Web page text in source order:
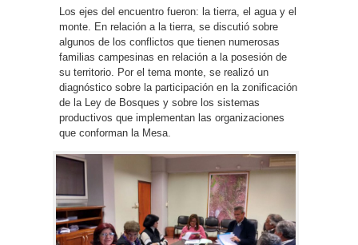
Los ejes del encuentro fueron: la tierra, el agua y el
monte. En relación a la tierra, se discutió sobre
algunos de los conflictos que tienen numerosas
familias campesinas en relación a la posesión de
su territorio. Por el tema monte, se realizó un
diagnóstico sobre la participación en la zonificación
de la Ley de Bosques y sobre los sistemas
productivos que implementan las organizaciones
que conforman la Mesa.